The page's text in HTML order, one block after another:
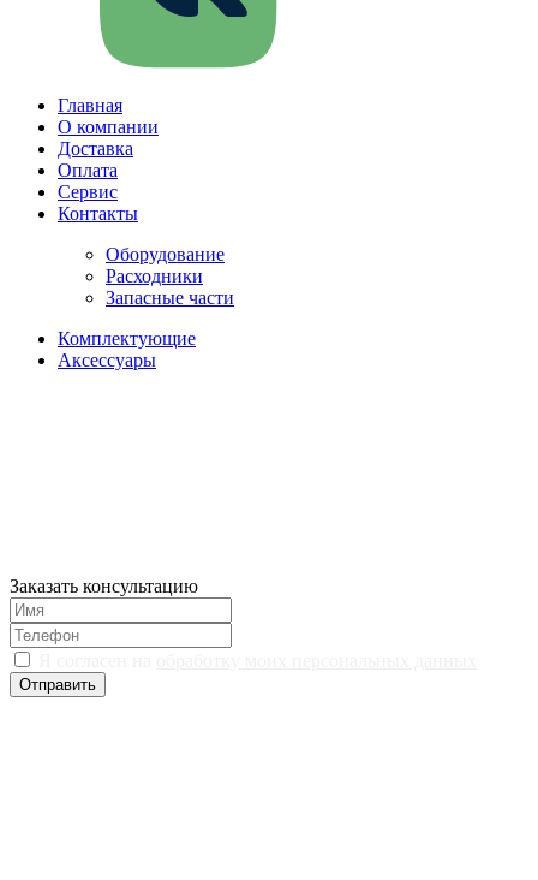
Главная
О компании
Доставка
Оплата
Сервис
Контакты
Оборудование
Расходники
Запасные части
Комплектующие
Аксессуары
Заказать консультацию
Отправить